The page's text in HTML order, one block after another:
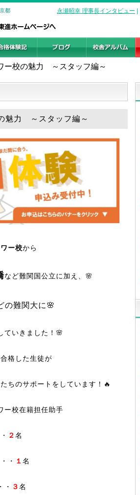
都 永瀬昭幸 理事長インタビュー
ー校の魅力 ～スタッフ編～
魅力 ～スタッフ編～
ー校から
など難関国公立に加え、🌸
の難関大に🌸
ていきました！🌸
格した生徒が
ちのサポートをしています！🔥
ー校在籍担任助手
２ 名
・ １ 名
・ ３名